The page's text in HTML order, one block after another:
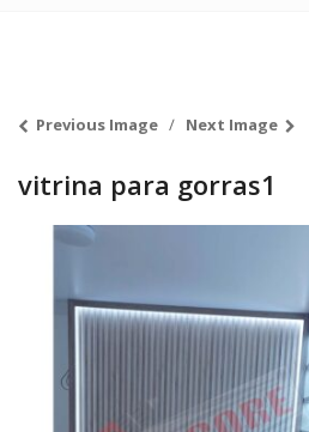
Previous Image Next Image
vitrina para gorras1